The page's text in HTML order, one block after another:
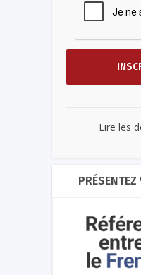
Lire les
PRÉSENTEZ